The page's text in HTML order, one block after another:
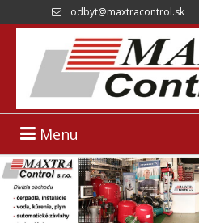
odbyt@maxtracontrol.sk
Menu